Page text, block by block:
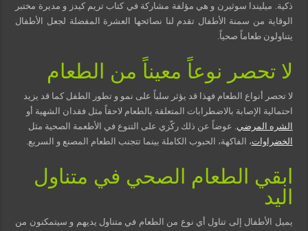
ذكية. ميليندا سوثيرن و هي مؤلفة مشاركة في كتاب تريم كيدز و مديرة مختبر
الوقاية من سمنة الأطفال تقدم لنا نصائحها العشرة المفضلة لجعل الأطفال
يتناولون طعاماً صحياً.
لا تحصر نوعاً معيناً من الطعام
لا تحصر أنواع الطعام فهذا قد يؤثر سلباً على نمو و تطور الطفل كما قد يزيد
احتمالية الإصابة بالاضطرابات المتعلقة بالطعام لاحقاً مثل فقدان الشهية أو
الشره المرضي. عوضاً عن ذلك ركّزي على التنوع في الأطعمة الصحية مثل
الخضراوات، الفاكهة، الحبوب الكاملة بينما تتجنب الطعام المصنع و السريع.
ابقي الطعام الصحي في متناول
اليد
يميل الأطفال إلى تناول أي نوع من الطعام في متناول يديهم و سيتمكنون من